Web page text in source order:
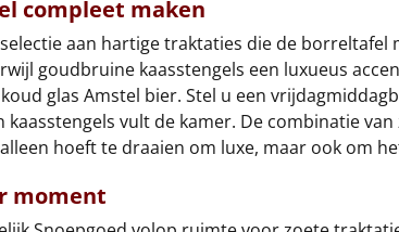
compleet maken
aan hartige traktaties die de
goudbruine kaasstengels een luxueus
glas Amstel bier. Stel u een
kaasstengels vult de kamer. De combinatie
hoeft te draaien om luxe, maar ook om
moment